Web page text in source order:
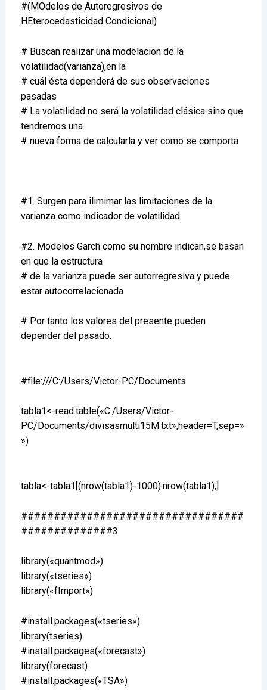
#(MOdelos de Autoregresivos de
HEterocedasticidad Condicional)
# Buscan realizar una modelacion de la
volatilidad(varianza),en la
# cuál ésta dependerá de sus observaciones
pasadas
# La volatilidad no será la volatilidad clásica sino que
tendremos una
# nueva forma de calcularla y ver como se comporta
#1. Surgen para ilimimar las limitaciones de la
varianza como indicador de volatilidad
#2. Modelos Garch como su nombre indican,se basan
en que la estructura
# de la varianza puede ser autorregresiva y puede
estar autocorrelacionada
# Por tanto los valores del presente pueden
depender del pasado.
#file:///C:/Users/Victor-PC/Documents
tabla1<-read.table(«C:/Users/Victor-
PC/Documents/divisasmulti15M.txt»,header=T,sep=»
»)
tabla<-tabla1[(nrow(tabla1)-1000):nrow(tabla1),]
##################################
##############3
library(«quantmod»)
library(«tseries»)
library(«fImport»)
#install.packages(«tseries»)
library(tseries)
#install.packages(«forecast»)
library(forecast)
#install.packages(«TSA»)